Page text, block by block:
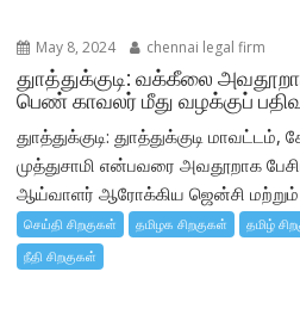
May 8, 2024 chennai legal firm
துாத்துக்குடி: வக்கீலை
பெண் காவலர் மீது வழக்குப்
துாத்துக்குடி: துாத்துக்குடி
முத்துசாமி என்பவரை அவதூறாக
ஆய்வாளர் ஆரோக்கிய ஜென்சி
செய்தி சிறகுகள் தமிழக சிறகுகள்
தமிழ்
நீதி சிறகுகள்